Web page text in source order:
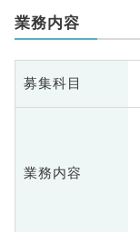
業務内容
募集科目
業務内容